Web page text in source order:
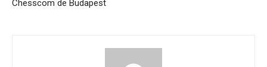
Chesscom de Budapest